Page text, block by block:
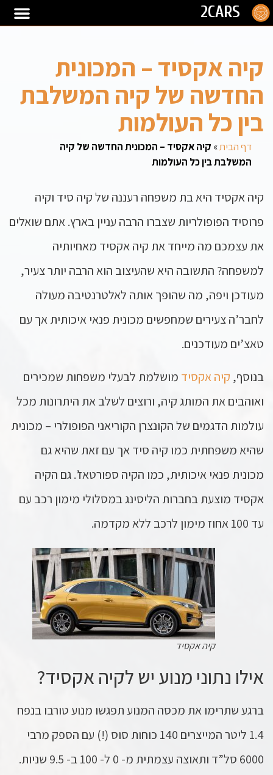
2CARS
קיה אקסיד – המכונית
החדשה של קיה המשלבת
בין כל העולמות
דף הבית» קיה אקסיד – המכונית החדשה של קיה
המשלבת בין כל העולמות
קיה אקסיד היא בת משפחה רעננה של קיה סיד וקיה
פרוסיד הפופולריות שצברו הרבה עניין בארץ. אתם שואלים
את עצמכם מה מייחד את קיה אקסיד מאחיותיה
למשפחה? התשובה היא שהעיצוב הוא הרבה יותר צעיר,
מעודכן ויפה, מה שהופך אותה לאלטרנטיבה מעולה
לחבר’ה צעירים שמחפשים מכונית פנאי איכותית אך עם
טאצ’ים מעודכנים.
בנוסף, קיה אקסיד מושלמת לבעלי משפחות שמכירים
ואוהבים את המותג קיה, ורוצים לשלב את היתרונות מכל
עולמות הדגמים של הקונצרן הקוריאני הפופולרי – מכונית
שהיא משפחתית כמו קיה סיד אך עם זאת שהיא גם
מכונית פנאי איכותית, כמו הקיה ספורטאז’. גם הקיה
אקסיד מוצעת בחברות הליסינג במסלולי מימון רכב עם
עד 100 אחוז מימון לרכב ללא מקדמה.
קיה אקסיד
אילו נתוני מנוע יש לקיה אקסיד?
ברגע שתרימו את מכסה המנוע תפגשו מנוע טורבו בנפח
1.4 ליטר המייצרים 140 כוחות סוס (!) עם הספק מרבי
6000 סל”ד ותאוצה עצמתית מ- 0 ל- 100 ב- 9.5 שניות.